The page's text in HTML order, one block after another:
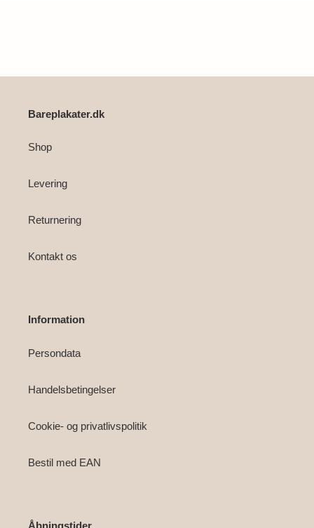
Bareplakater.dk
Shop
Levering
Returnering
Kontakt os
Information
Persondata
Handelsbetingelser
Cookie- og privatlivspolitik
Bestil med EAN
Åbningstider